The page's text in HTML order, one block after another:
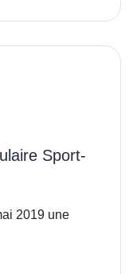
Sport-
2019 une